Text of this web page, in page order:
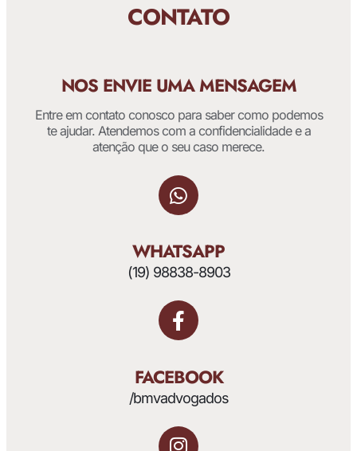
CONTATO
NOS ENVIE UMA MENSAGEM
Entre em contato conosco para saber como podemos
te ajudar. Atendemos com a confidencialidade e a
atenção que o seu caso merece.
WHATSAPP
(19) 98838-8903
FACEBOOK
/bmvadvogados